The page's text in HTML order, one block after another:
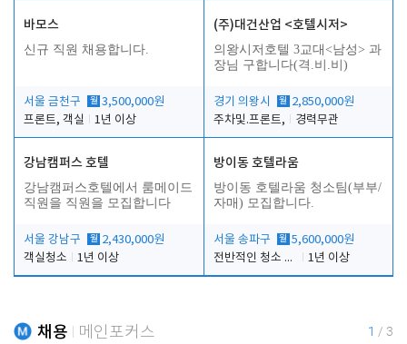
바모스
신규 직원 채용합니다.
서울 금천구 월 3,500,000원
프론트, 객실
1년 이상
(주)대건산업 <호텔시저>
의왕시저호텔 3교대<남성> 과
장님 구합니다(격.비.비)
경기 의왕시 월 2,850,000원
주차및.프론트,
경력무관
강남캠퍼스 호텔
강남캠퍼스호텔에서 룸메이드
직원을 직원을 모집합니다
서울 강남구 월 2,430,000원
객실청소
1년 이상
방이동 호텔라움
방이동 호텔라움 청소팀(부부/
자매) 모집합니다.
서울 송파구 월 5,600,000원
전반적인 청소 업무(객실청소.객실정리)
1년 이상
채용 메인포커스 1 / 3